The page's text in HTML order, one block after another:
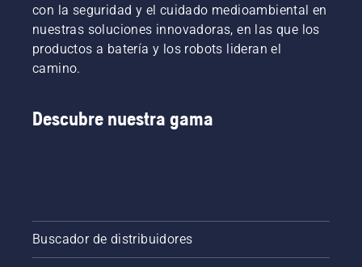
con la seguridad y el cuidado medioambiental en
nuestras soluciones innovadoras, en las que los
productos a batería y los robots lideran el
camino.
Descubre nuestra gama
Buscador de distribuidores